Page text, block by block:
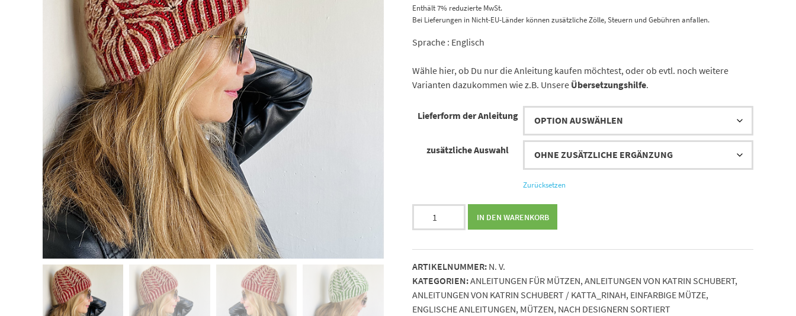
Enthält 7% reduzierte MwSt.
Bei Lieferungen in Nicht-EU-Länder können zusätzliche Zölle, Steuern und Gebühren anfallen.
Sprache : Englisch
Wähle hier, ob Du nur die Anleitung kaufen möchtest, oder ob evtl. noch weitere
Varianten dazukommen wie z.B. Unsere Übersetzungshilfe.
Lieferform der Anleitung
zusätzliche Auswahl
Zurücksetzen
von
Katrin
Schubert
Menge
IN DEN WARENKORB
ARTIKELNUMMER: N. V.
KATEGORIEN:ANLEITUNGEN FÜR MÜTZEN,ANLEITUNGEN VON KATRIN SCHUBERT,
ANLEITUNGEN VON KATRIN SCHUBERT / KATTA_RINAH, EINFARBIGE MÜTZE,
ENGLISCHE ANLEITUNGEN, MÜTZEN, NACH DESIGNERN SORTIERT